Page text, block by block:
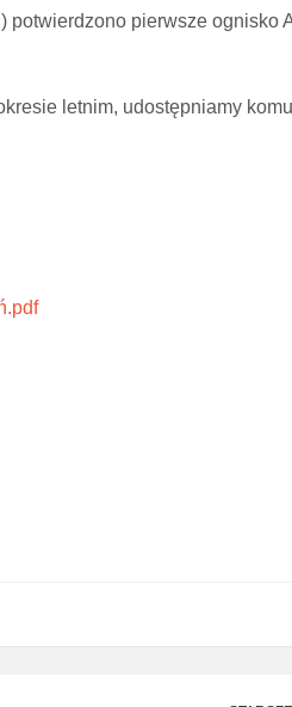
potwierdzono pierwsze ognisko
letnim, udostępniamy